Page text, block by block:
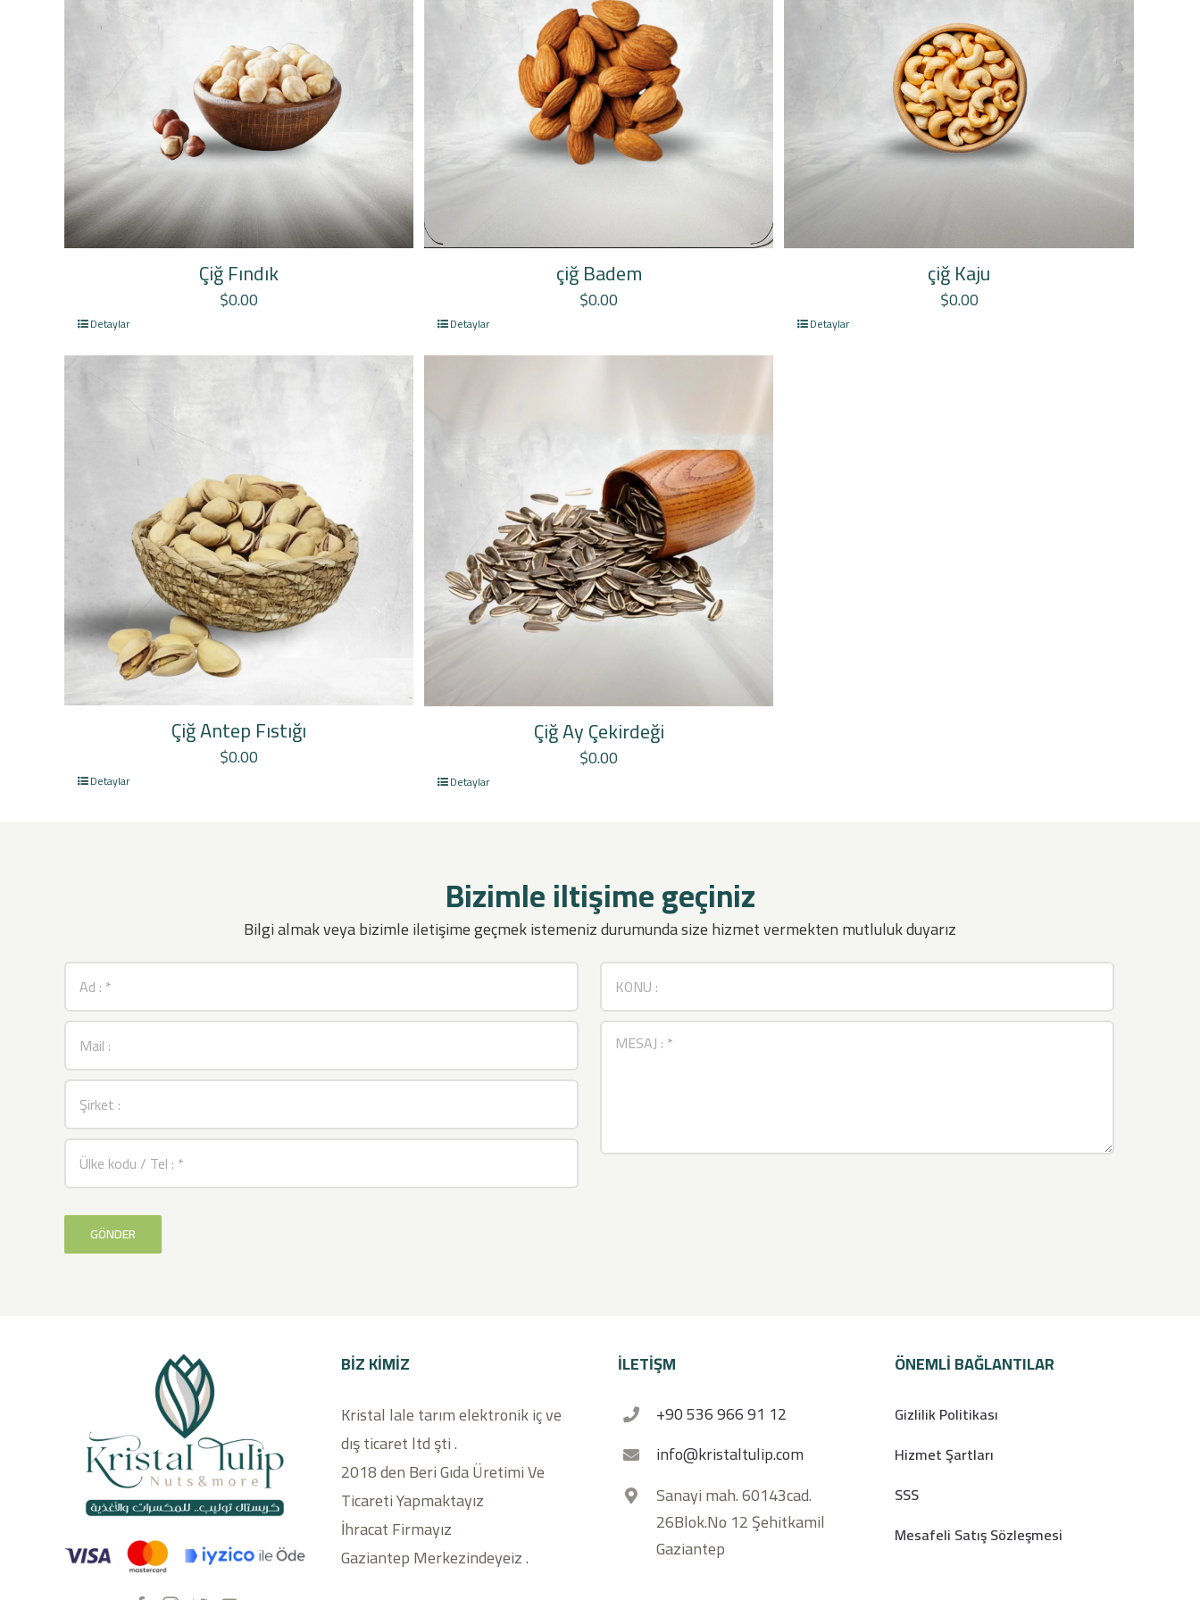
Çiğ Fındık
$0.00
Detaylar
çiğ Badem
$0.00
Detaylar
çiğ Kaju
$0.00
Detaylar
Çiğ Antep Fıstığı
$0.00
Detaylar
Çiğ Ay Çekirdeği
$0.00
Detaylar
Bizimle iltişime geçiniz
Bilgi almak veya bizimle iletişime geçmek istemeniz durumunda size hizmet vermekten mutluluk duyarız
BIZ KIMIZ
Kristal lale tarım elektronik iç ve
dış ticaret ltd şti .
2018 den Beri Gıda Üretimi Ve
Ticareti Yapmaktayız
İhracat Firmayız
Gaziantep Merkezindeyeiz .
İLETİŞM
+90 536 966 91 12
info@kristaltulip.com
Sanayi mah. 60143cad.
26Blok.No 12 Şehitkamil
Gaziantep
ÖNEMLI BAĞLANTILAR
Gizlilik Politikası
Hizmet Şartları
SSS
Mesafeli Satış Sözleşmesi